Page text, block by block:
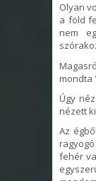
Olyan
a föld
nem
mondta
Úgy
nézett
Az
fehér